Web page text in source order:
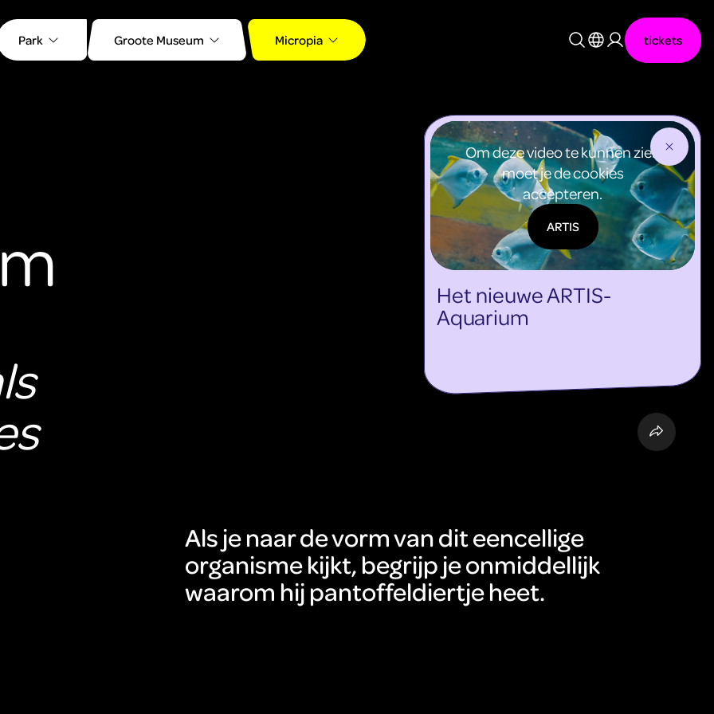
Park Groote Museum Micropia
tickets
Als je naar de vorm van dit eencellige
organisme kijkt, begrijp je onmiddellijk
waarom hij pantoffeldiertje heet.
Om deze video te kunnen zien
moet je de cookies
accepteren.
ARTIS
Het nieuwe ARTIS-
Aquarium